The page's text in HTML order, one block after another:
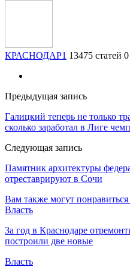
КРАСНОДАР1 13475 статей
Предыдущая запись
Галицкий теперь не только
сколько заработал в Лиге
Следующая запись
Памятник архитектуры
отреставрируют в Сочи
Вам также могут понравиться
Власть
За год в Краснодаре
построили две новые
Власть